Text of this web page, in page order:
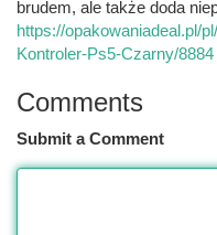
brudem, ale także doda
https://opakowaniadeal.pl/
Kontroler-Ps5-Czarny/8884
Comments
Submit a Comment